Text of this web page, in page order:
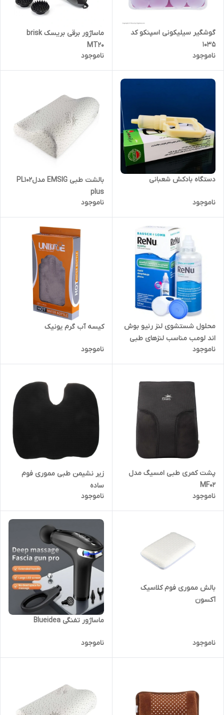
گوشگیر سیلیکونی اسپنکو کد
1035
ناموجود
ماساژور برقی بریسک brisk
MT20
ناموجود
دستگاه بادکش شعبانی
ناموجود
بالشت طبی EMSIG مدلPL102
plus
ناموجود
محلول شستشوی لنز رنیو بوش
اند لومب مناسب لنزهای طبی
360 میل
ناموجود
کیسه آب گرم یونیک
ناموجود
پشت کمری طبی امسیگ مدل
MF02
ناموجود
زیر نشیمن طبی مموری فوم
ساده
ناموجود
بالش مموری فوم کلاسیک
آکسون
ناموجود
ماساژور تفنگی Blueidea
ناموجود